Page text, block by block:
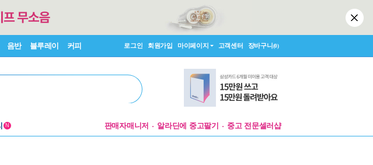
음반 블루레이 커피 로그인 회원가입 마이페이지 고객센터 장바구니(0)
N 판매자매니저 알라딘에 중고팔기 중고 전문셀러샵